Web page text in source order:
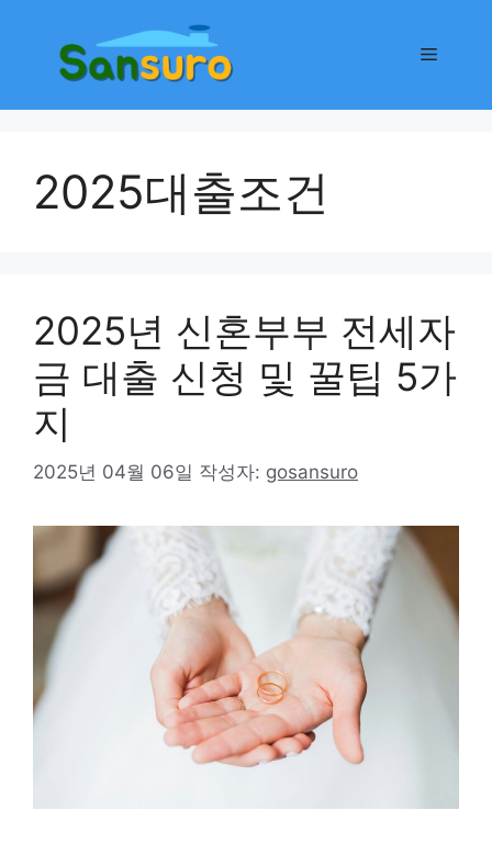
메
2025대출조건
2025년 신혼부부 전세자
금 대출 신청 및 꿀팁 5가
지
2025년 04월 06일 작성자: gosansuro